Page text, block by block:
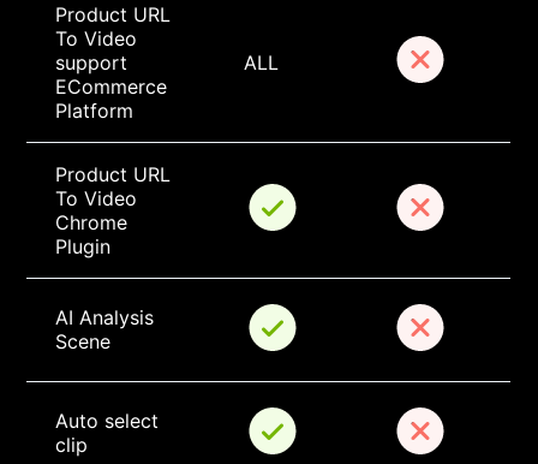
Product URL
To Video
support
ECommerce
Platform
ALL
Product URL
To Video
Chrome
Plugin
AI Analysis
Scene
Auto select
clip